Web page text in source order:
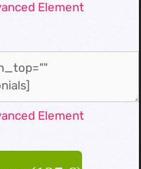
Element
Element